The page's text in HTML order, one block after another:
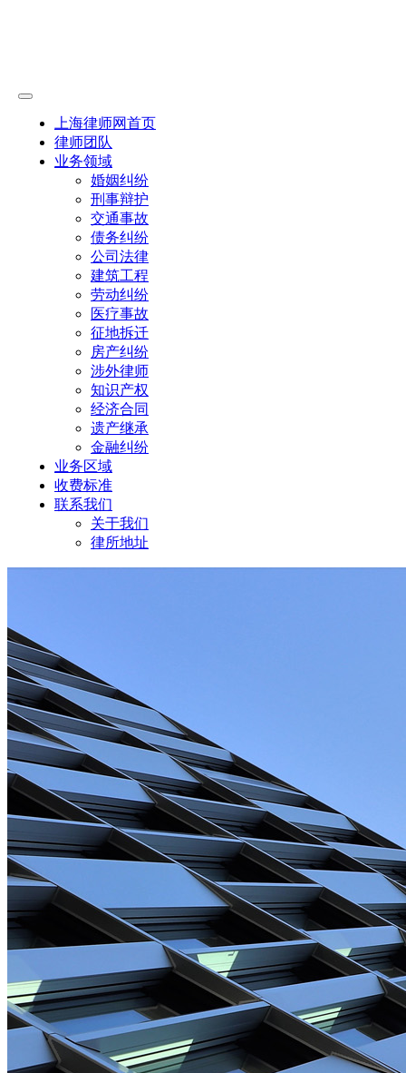
上海律师网首页
律师团队
业务领域
婚姻纠纷
刑事辩护
交通事故
债务纠纷
公司法律
建筑工程
劳动纠纷
医疗事故
征地拆迁
房产纠纷
涉外律师
知识产权
经济合同
遗产继承
金融纠纷
业务区域
收费标准
联系我们
关于我们
律所地址